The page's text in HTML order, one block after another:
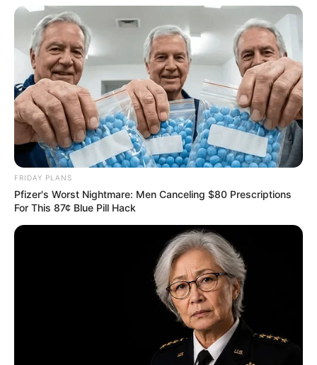
PRONOSTIC QUINTÉ PRIX DE SAINT-PIERRE
20-02-2026
PRONOSTIC QUINTÉ PRESSE PMU et bruits
d’écuries du jour à VINCENNES dans le PRIX
DE SAINT-PIERRE LA COUR – 20 Février 2026
FRIDAY PLANS
Pfizer's Worst Nightmare: Men Canceling $80 Prescriptions
For This 87¢ Blue Pill Hack